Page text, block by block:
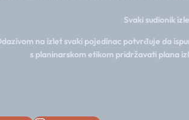
Svaki sudionik
na izlet svaki pojedinac potvrđuje da
s planinarskom etikom pridržavati plana